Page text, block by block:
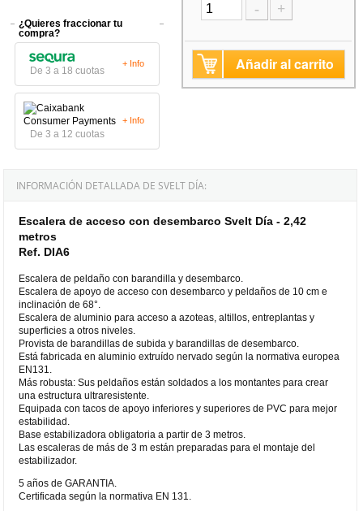
¿Quieres fraccionar tu
compra?
De 3 a 18 cuotas
+ Info
De 3 a 12 cuotas
+ Info
- +
Añadir al carrito
INFORMACIÓN DETALLADA DE SVELT DÍA:
Escalera de acceso con desembarco Svelt Día - 2,42
metros
Ref. DIA6
Escalera de peldaño con barandilla y desembarco.
Escalera de apoyo de acceso con desembarco y peldaños de 10 cm e
inclinación de 68°.
Escalera de aluminio para acceso a azoteas, altillos, entreplantas y
superficies a otros niveles.
Provista de barandillas de subida y barandillas de desembarco.
Está fabricada en aluminio extruído nervado según la normativa europea
EN131.
Más robusta: Sus peldaños están soldados a los montantes para crear
una estructura ultraresistente.
Equipada con tacos de apoyo inferiores y superiores de PVC para mejor
estabilidad.
Base estabilizadora obligatoria a partir de 3 metros.
Las escaleras de más de 3 m están preparadas para el montaje del
estabilizador.
5 años de GARANTIA.
Certificada según la normativa EN 131.